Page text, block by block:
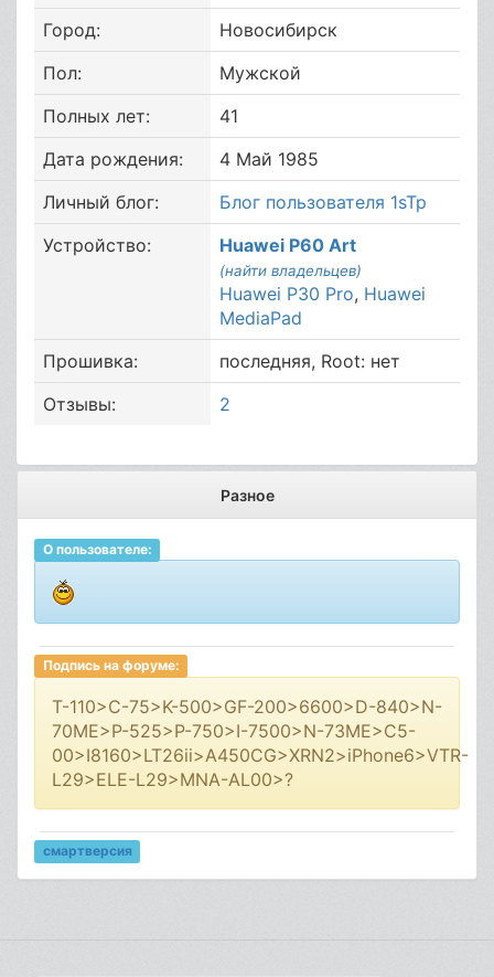
Город:
Новосибирск
Пол:
Мужской
Полных лет:
41
Дата рождения:
4 Май 1985
Личный блог:
Блог пользователя 1sTp
Устройство:
Huawei P60 Art
(найти владельцев)
Huawei P30 Pro, Huawei
MediaPad
Прошивка:
последняя, Root: нет
Отзывы:
2
Разное
О пользователе:
Подпись на форуме:
T-110>C-75>K-500>GF-200>6600>D-840>N-
70ME>P-525>P-750>I-7500>N-73ME>С5-
00>I8160>LT26ii>A450CG>XRN2>iPhone6>VTR-
L29>ELE-L29>MNA-AL00>?
смартверсия